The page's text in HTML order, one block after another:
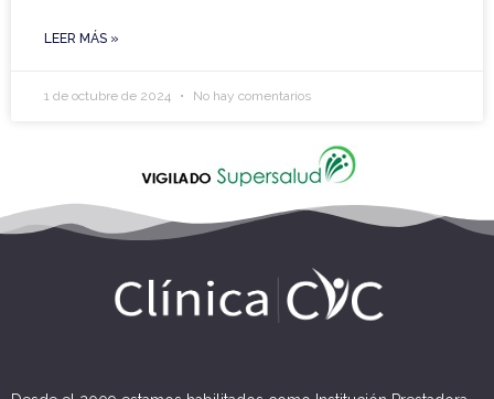
LEER MÁS »
1 de octubre de 2024 No hay comentarios